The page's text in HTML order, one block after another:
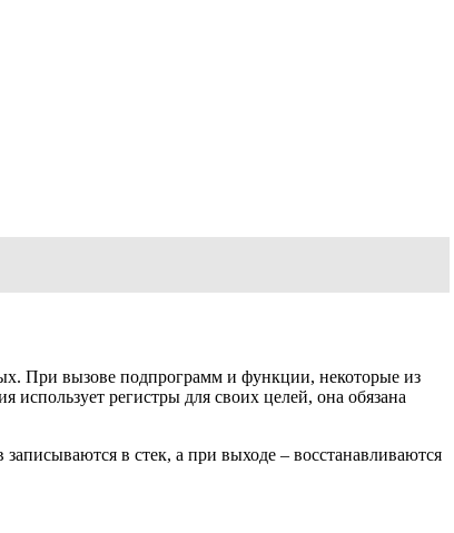
При вызове подпрограмм и функции, некоторые из
использует регистры для своих целей, она обязана
в стек, а при выходе – восстанавливаются